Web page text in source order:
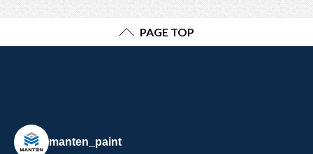
PAGE TOP
manten_paint